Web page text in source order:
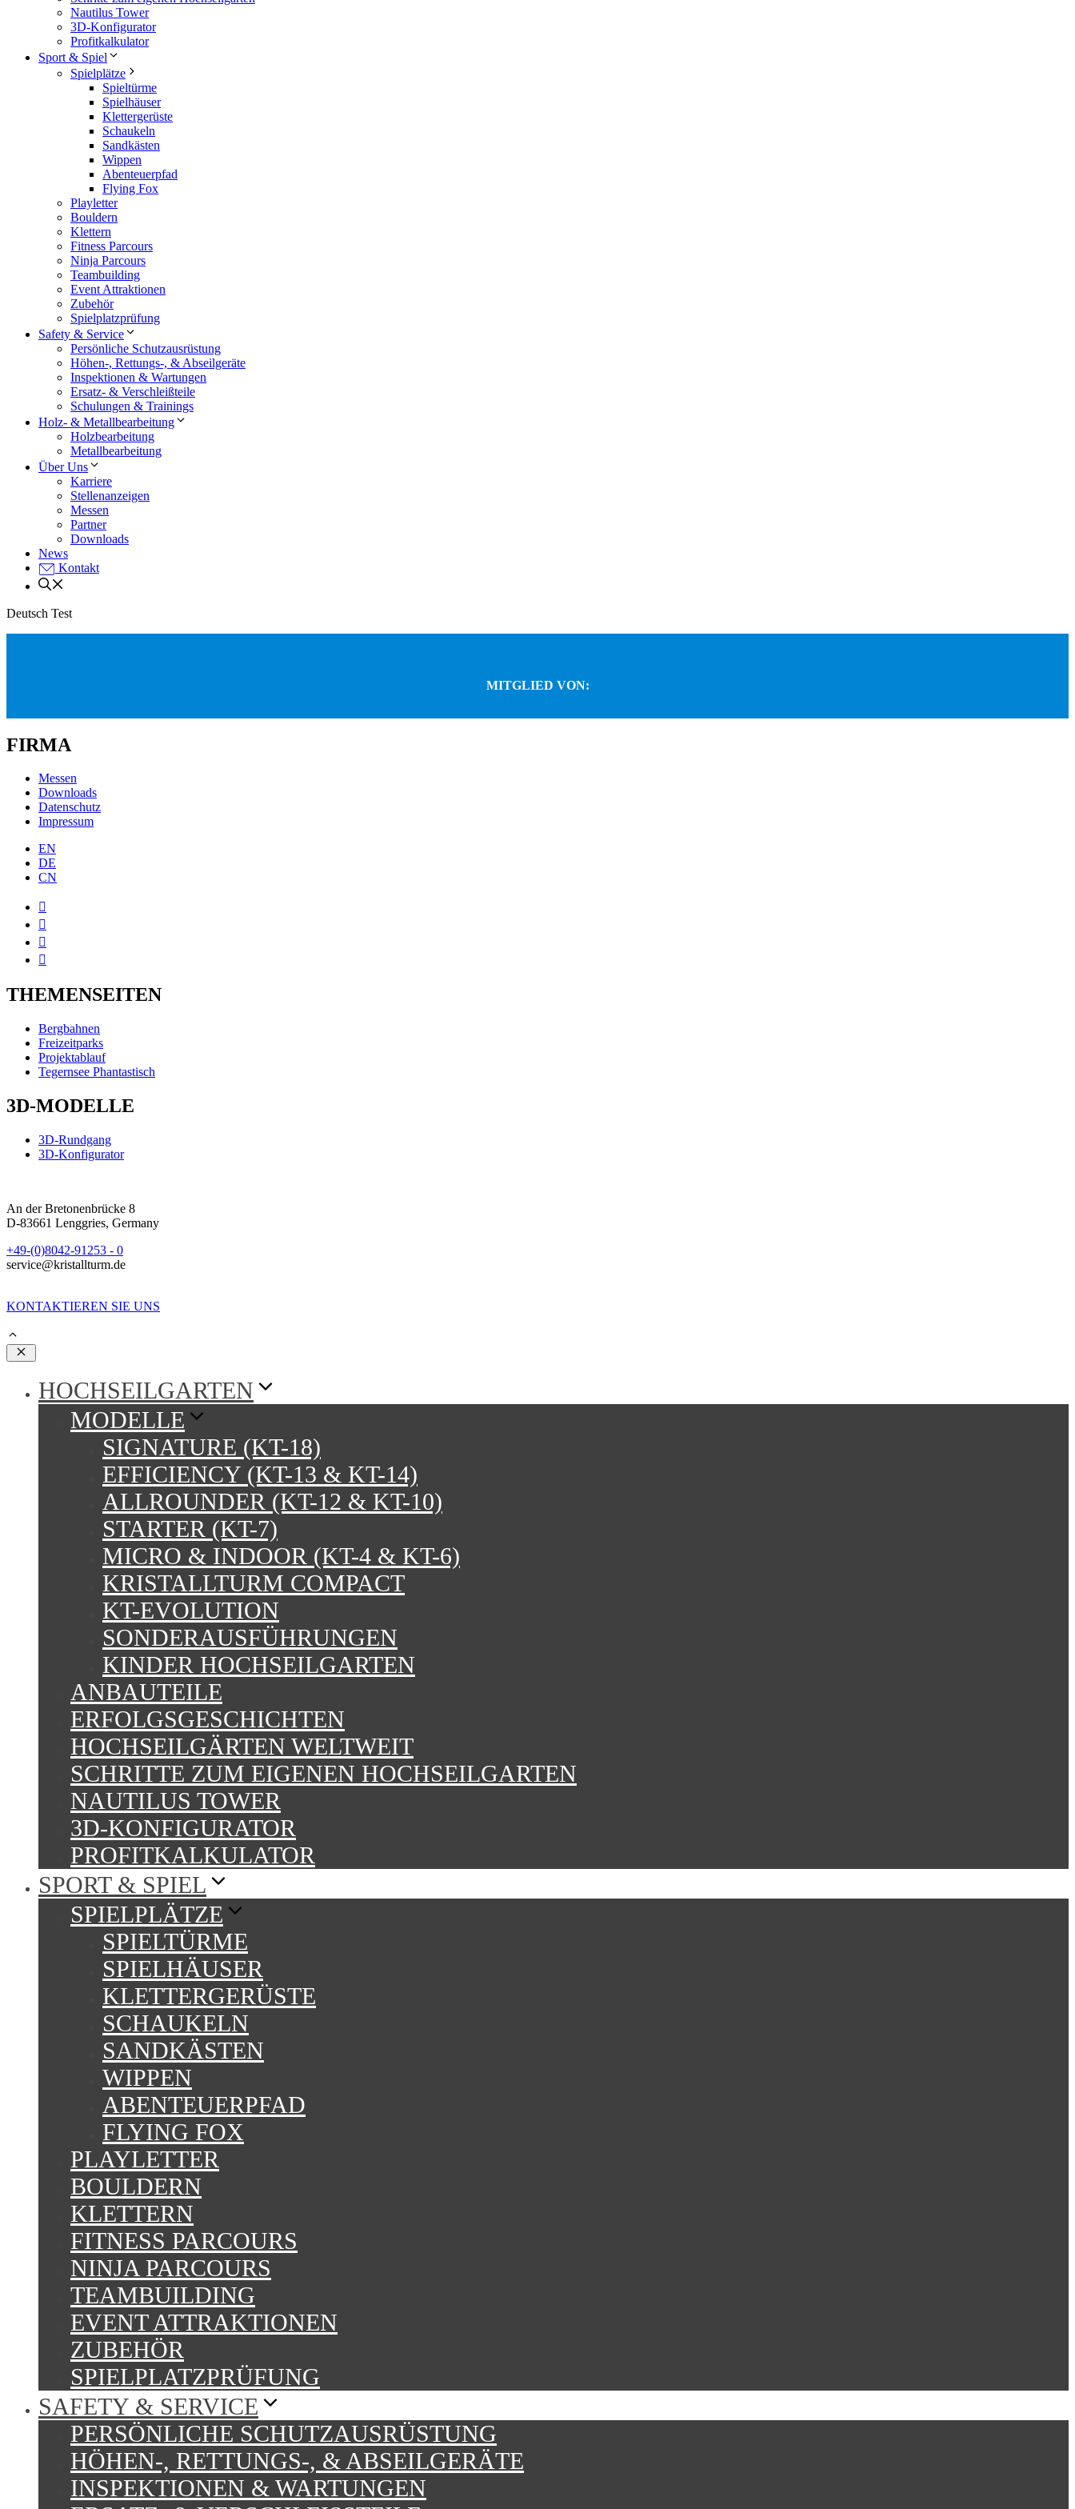
Nautilus Tower
3D-Konfigurator
Profitkalkulator
Sport & Spiel
Spielplätze
Spieltürme
Spielhäuser
Klettergerüste
Schaukeln
Sandkästen
Wippen
Abenteuerpfad
Flying Fox
Playletter
Bouldern
Klettern
Fitness Parcours
Ninja Parcours
Teambuilding
Event Attraktionen
Zubehör
Spielplatzprüfung
Safety & Service
Persönliche Schutzausrüstung
Höhen-, Rettungs-, & Abseilgeräte
Inspektionen & Wartungen
Ersatz- & Verschleißteile
Schulungen & Trainings
Holz- & Metallbearbeitung
Holzbearbeitung
Metallbearbeitung
Über Uns
Karriere
Stellenanzeigen
Messen
Partner
Downloads
News
Kontakt
Deutsch Test
MITGLIED VON:
FIRMA
Messen
Downloads
Datenschutz
Impressum
EN
DE
CN




THEMENSEITEN
Bergbahnen
Freizeitparks
Projektablauf
Tegernsee Phantastisch
3D-MODELLE
3D-Rundgang
3D-Konfigurator
An der Bretonenbrücke 8
D-83661 Lenggries, Germany
+49-(0)8042-91253 - 0
service@kristallturm.de
KONTAKTIEREN SIE UNS
Schließen
HOCHSEILGARTEN
MODELLE
SIGNATURE (KT-18)
EFFICIENCY (KT-13 & KT-14)
ALLROUNDER (KT-12 & KT-10)
STARTER (KT-7)
MICRO & INDOOR (KT-4 & KT-6)
KRISTALLTURM COMPACT
KT-EVOLUTION
SONDERAUSFÜHRUNGEN
KINDER HOCHSEILGARTEN
ANBAUTEILE
ERFOLGSGESCHICHTEN
HOCHSEILGÄRTEN WELTWEIT
SCHRITTE ZUM EIGENEN HOCHSEILGARTEN
NAUTILUS TOWER
3D-KONFIGURATOR
PROFITKALKULATOR
SPORT & SPIEL
SPIELPLÄTZE
SPIELTÜRME
SPIELHÄUSER
KLETTERGERÜSTE
SCHAUKELN
SANDKÄSTEN
WIPPEN
ABENTEUERPFAD
FLYING FOX
PLAYLETTER
BOULDERN
KLETTERN
FITNESS PARCOURS
NINJA PARCOURS
TEAMBUILDING
EVENT ATTRAKTIONEN
ZUBEHÖR
SPIELPLATZPRÜFUNG
SAFETY & SERVICE
PERSÖNLICHE SCHUTZAUSRÜSTUNG
HÖHEN-, RETTUNGS-, & ABSEILGERÄTE
INSPEKTIONEN & WARTUNGEN